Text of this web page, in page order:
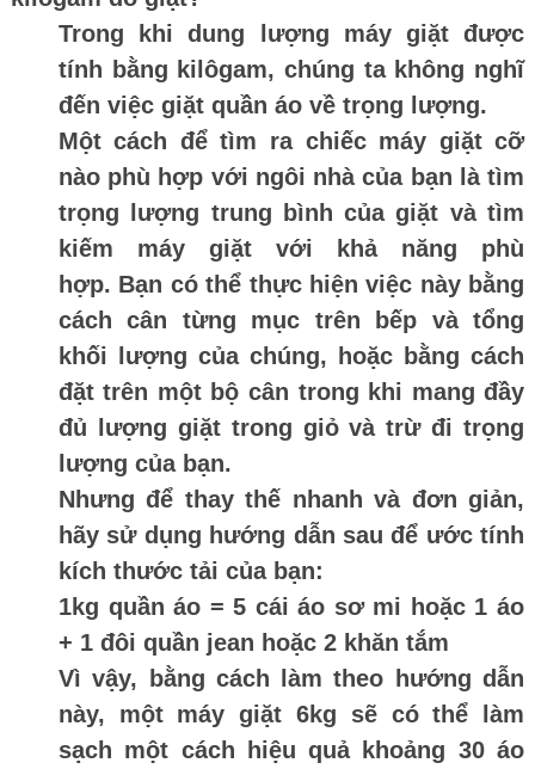
Trong khi dung lượng máy giặt được
tính bằng kilôgam, chúng ta không nghĩ
đến việc giặt quần áo về trọng lượng.
Một cách để tìm ra chiếc máy giặt cỡ
nào phù hợp với ngôi nhà của bạn là tìm
trọng lượng trung bình của giặt và tìm
kiếm máy giặt với khả năng phù
hợp. Bạn có thể thực hiện việc này bằng
cách cân từng mục trên bếp và tổng
khối lượng của chúng, hoặc bằng cách
đặt trên một bộ cân trong khi mang đầy
đủ lượng giặt trong giỏ và trừ đi trọng
lượng của bạn.
Nhưng để thay thế nhanh và đơn giản,
hãy sử dụng hướng dẫn sau để ước tính
kích thước tải của bạn:
1kg quần áo = 5 cái áo sơ mi hoặc 1 áo
+ 1 đôi quần jean hoặc 2 khăn tắm
Vì vậy, bằng cách làm theo hướng dẫn
này, một máy giặt 6kg sẽ có thể làm
sạch một cách hiệu quả khoảng 30 áo